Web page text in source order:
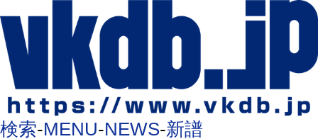
検索-MENU-NEWS-新譜